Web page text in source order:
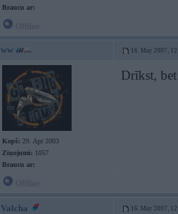
Braucu ar:
ww 16. May 2007,
Kopš: 29. Apr 2003
Ziņojumi: 1057
Braucu ar:
Drīkst,
Valcha 16. May 2007,